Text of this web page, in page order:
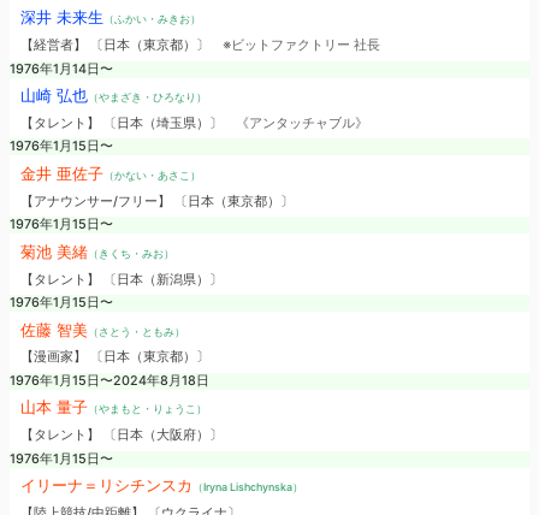
深井 未来生 （ふかい・みきお）
【経営者】 〔日本（東京都）〕 ※ビットファクトリー 社長
1976年1月14日〜
山崎 弘也（やまざき・ひろなり）
【タレント】 〔日本（埼玉県）〕
《アンタッチャブル》
1976年1月15日〜
金井 亜佐子（かない・あさこ）
【アナウンサー/フリー】 〔日本（東京都）〕
1976年1月15日〜
菊池 美緒（きくち・みお）
【タレント】 〔日本（新潟県）〕
1976年1月15日〜
佐藤 智美（さとう・ともみ）
【漫画家】 〔日本（東京都）〕
1976年1月15日〜2024年8月18日
山本 量子（やまもと・りょうこ）
【タレント】 〔日本（大阪府）〕
1976年1月15日〜
イリーナ＝リシチンスカ （Iryna Lishchynska）